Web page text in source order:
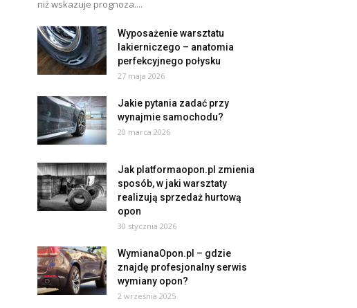
niż wskazuje prognoza....
Wyposażenie warsztatu
lakierniczego – anatomia
perfekcyjnego połysku
27 maja 2026
Jakie pytania zadać przy
wynajmie samochodu?
20 marca 2026
Jak platformaopon.pl zmienia
sposób, w jaki warsztaty
realizują sprzedaż hurtową
opon
30 stycznia 2026
WymianaOpon.pl – gdzie
znajdę profesjonalny serwis
wymiany opon?
2 września 2025